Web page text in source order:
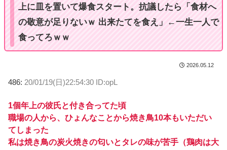
上に皿を置いて爆食スタート。抗議したら「食材へ
の敬意が足りないｗ 出来たてを食え」←一生一人で
食ってろｗｗ
2026.05.12
486: 20/01/19(日)22:54:30 ID:opL
1個年上の彼氏と付き合ってた頃
職場の人から、ひょんなことから焼き鳥10本もいただい
てしまった
私は焼き鳥の炭火焼きの匂いとタレの味が苦手（鶏肉は大